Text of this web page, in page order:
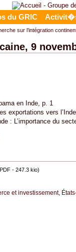
du GRIC
sur l’intégration
9
en Inde, p. 1
exportations vers
: L’importance du
- 247.3 kio)
et investissement,